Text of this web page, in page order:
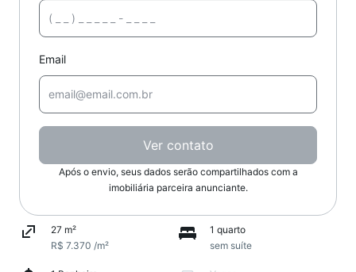
Email
Ver contato
Após o envio, seus dados serão compartilhados com a
imobiliária parceira anunciante.
27 m²
R$ 7.370 /m²
1 quarto
sem suíte